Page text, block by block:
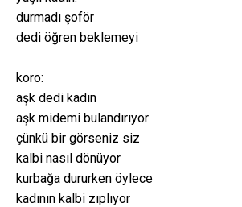
durmadı şoför
dedi öğren beklemeyi
koro:
aşk dedi kadın
aşk midemi bulandırıyor
çünkü bir görseniz siz
kalbi nasıl dönüyor
kurbağa dururken öylece
kadının kalbi zıplıyor